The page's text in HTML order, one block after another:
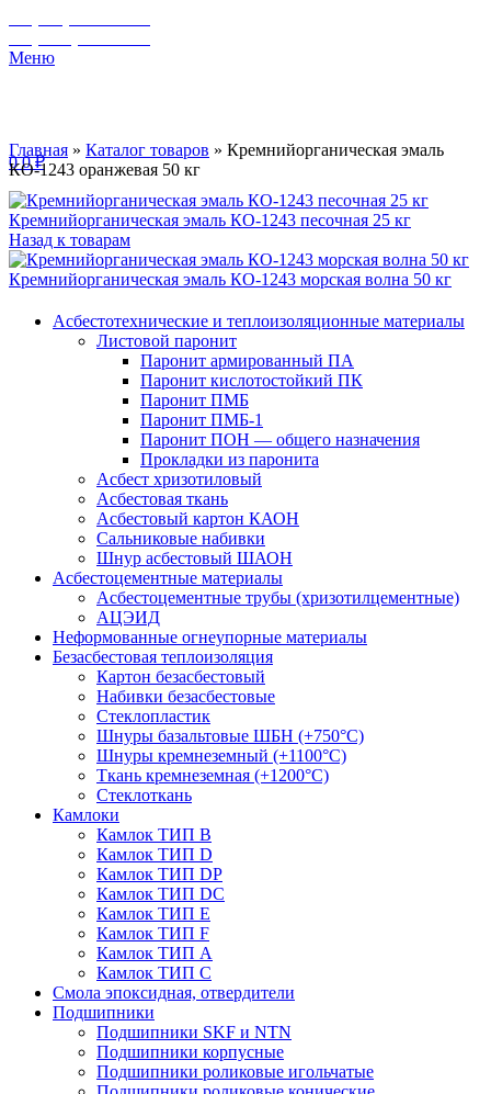
Меню
00₽
Главная » Каталог товаров » Кремнийорганическая эмаль
КО-1243 оранжевая 50 кг
Кремнийорганическая эмаль КО-1243 песочная 25 кг
Назад к товарам
Кремнийорганическая эмаль КО-1243 морская волна 50 кг
Асбестотехнические и теплоизоляционные материалы
Листовой паронит
Паронит армированный ПА
Паронит кислотостойкий ПК
Паронит ПМБ
Паронит ПМБ-1
Паронит ПОН — общего назначения
Прокладки из паронита
Асбест хризотиловый
Асбестовая ткань
Асбестовый картон КАОН
Сальниковые набивки
Шнур асбестовый ШАОН
Асбестоцементные материалы
Асбестоцементные трубы (хризотилцементные)
АЦЭИД
Неформованные огнеупорные материалы
Безасбестовая теплоизоляция
Картон безасбестовый
Набивки безасбестовые
Стеклопластик
Шнуры базальтовые ШБН (+750°С)
Шнуры кремнеземный (+1100°С)
Ткань кремнеземная (+1200°С)
Стеклоткань
Камлоки
Камлок ТИП B
Камлок ТИП D
Камлок ТИП DP
Камлок ТИП DС
Камлок ТИП E
Камлок ТИП F
Камлок ТИП А
Камлок ТИП С
Смола эпоксидная, отвердители
Подшипники
Подшипники SKF и NTN
Подшипники корпусные
Подшипники роликовые игольчатые